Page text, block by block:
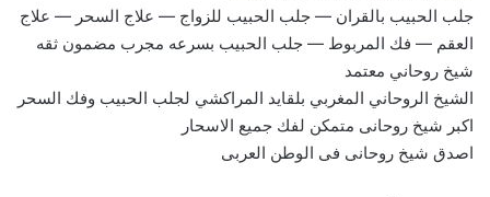
جلب الحبيب بالقران — جلب الحبيب للزواج — علاج السحر — علاج
العقم — فك المربوط — جلب الحبيب بسرعه مجرب مضمون ثقه
شيخ روحاني معتمد
الشيخ الروحاني المغربي بلقايد المراكشي لجلب الحبيب وفك السحر
اكبر شيخ روحانى متمكن لفك جميع الاسحار
اصدق شيخ روحانى فى الوطن العربى